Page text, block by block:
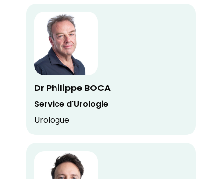
Dr Philippe BOCA
Service d'Urologie
Urologue